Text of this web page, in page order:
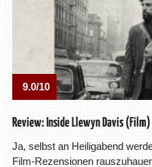
9.0/10
Review: Inside Llewyn Davis (Film)
Ja, selbst an Heiligabend
Film-Rezensionen